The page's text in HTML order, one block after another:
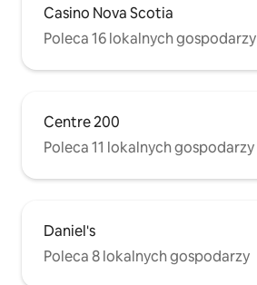
Casino Nova Scotia
Poleca 16 lokalnych gospodarzy
Centre 200
Poleca 11 lokalnych gospodarzy
Daniel's
Poleca 8 lokalnych gospodarzy